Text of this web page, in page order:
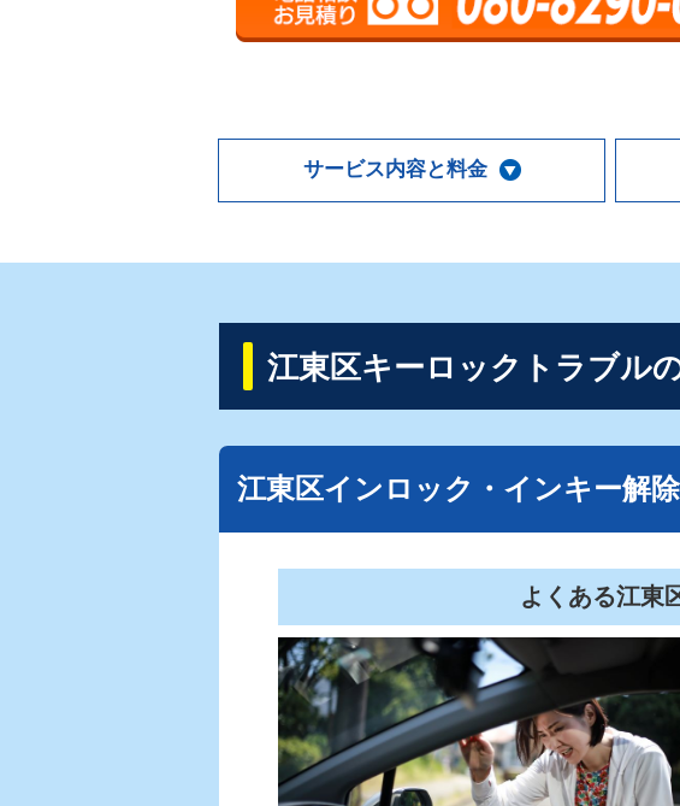
サービス内容と料金
江東区キーロックトラブル
江東区インロック・インキー解除
よくある江東